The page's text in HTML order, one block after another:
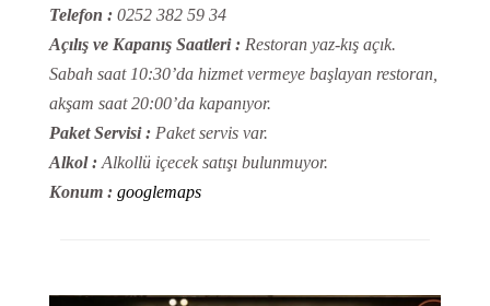
Telefon : 0252 382 59 34
Açılış ve Kapanış Saatleri :Restoran yaz-kış açık.
Sabah saat 10:30’da hizmet vermeye başlayan restoran,
akşam saat 20:00’da kapanıyor.
Paket Servisi :Paket servis var.
Alkol : Alkollü içecek satışı bulunmuyor.
Konum : googlemaps